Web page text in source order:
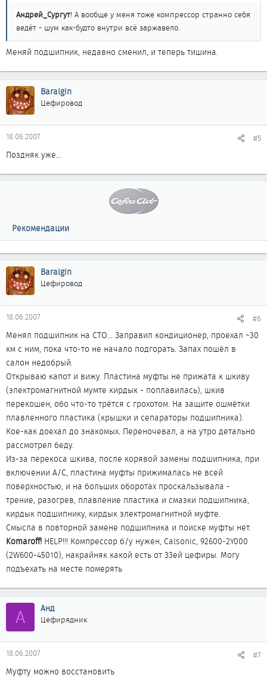
Андрей_Сургут! А вообще у меня тоже компрессор странно себя
ведёт - шум как-будто внутри всё заржавело.
Меняй подшипник, недавно сменил, и теперь тишина.
Baralgin
Цефировод
18.06.2007 #5
Поздняк уже...
Рекомендации
Baralgin
Цефировод
18.06.2007 #6
Менял подшипник на СТО... Заправил кондиционер, проехал ~30
км с ним, пока что-то не начало подгорать. Запах пошёл в
салон недобрый.
Открываю капот и вижу. Пластина муфты не прижата к шкиву
(электромагнитной мумте кирдык - поплавилась), шкив
перекошен, обо что-то трётся с грохотом. На защите ошмётки
плавленного пластика (крышки и сепараторы подшипника).
Кое-как доехал до знакомых. Переночевал, а на утро детально
рассмотрел беду.
Из-за перекоса шкива, после корявой замены подшипника, при
включении А/C, пластина муфты прижималась не всей
поверхностью, и на больших оборотах проскальзывала -
трение, разогрев, плавление пластика и смазки подшипника,
кирдык подшипнику, кирдык электромагнитной муфте.
Смысла в повторной замене подшипника и поиске муфты нет.
Komaroff! HELP!!! Компрессор б/у нужен, Calsonic, 92600-2Y000
(2W600-45010), накрайняк какой есть от 33ей цефиры. Могу
подъехать на месте померять
А Анд
Цефирядник
18.06.2007 #7
Муфту можно восстановить